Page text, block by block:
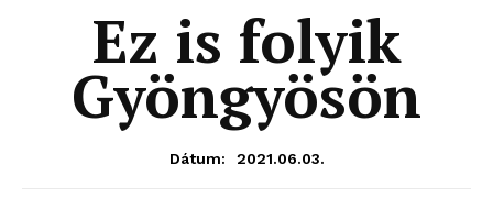
Ez is folyik
Gyöngyösön
Dátum: 2021.06.03.